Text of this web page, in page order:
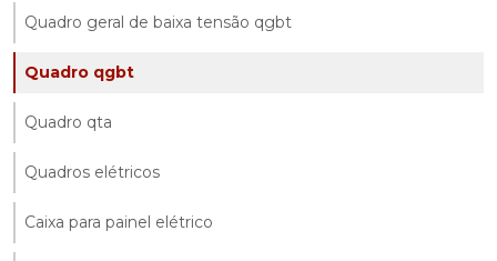
Quadro geral de baixa tensão qgbt
Quadro qgbt
Quadro qta
Quadros elétricos
Caixa para painel elétrico